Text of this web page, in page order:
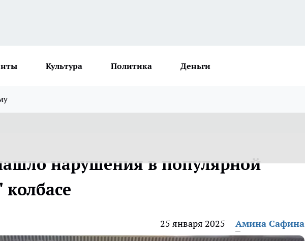
Культура Политика Деньги
нарушения в популярной
25 января 2025 Амина Сафина